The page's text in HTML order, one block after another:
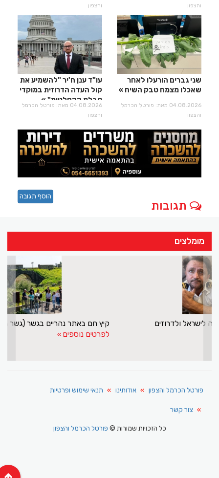
והצפון
והצפון
שני גברים הורעלו לאחר
שאכלו מצמח טבק השיח
04.08.2026 מאת: פורטל הכרמל
והצפון
עו"ד ענן ח'יר "להשמיע את
קול העדה הדרוזית במוקדי
קבלת ההחלטות"
04.08.2026 מאת: פורטל הכרמל
והצפון
תגובות
הוסף תגובה
מומלצים
מנסור אשקר עושה שליחות חשובה לישראל ולדרוזים
> <
פורטל הכרמל והצפון אודותינו תנאי שימוש ופרטיות
צור קשר
כל הזכויות שמורות ©פורטל הכרמל והצפון